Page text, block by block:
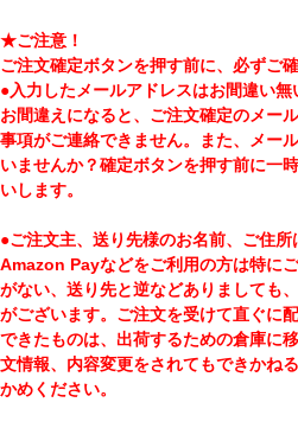
★ご注意！
ご注文確定ボタンを押す前に、必ずご
●入力したメールアドレスはお間違い無
お間違えになると、ご注文確定のメー
事項がご連絡できません。また、メー
いませんか？確定ボタンを押す前に一
いします。
●ご注文主、送り先様のお名前、ご住
Amazon Payなどをご利用の方は特に
がない、送り先と逆などありましても
がございます。ご注文を受けて直ぐに
できたものは、出荷するための倉庫に
文情報、内容変更をされてもできかね
かめください。